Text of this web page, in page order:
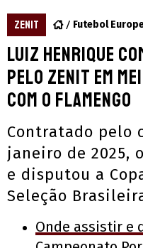
ZENIT Futebol
Luiz Henrique
pelo Zenit em
com o Flamengo
Contratado pelo
janeiro de 2025,
e disputou a
Seleção
Onde assistir e